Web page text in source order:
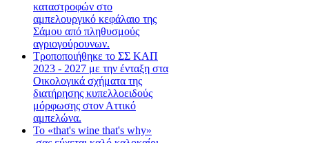
καταστροφών στο
αμπελουργικό κεφάλαιο της
Σάμου από πληθυσμούς
αγριογούρουνων.
Τροποποιήθηκε το ΣΣ ΚΑΠ
2023 - 2027 με την ένταξη στα
Οικολογικά σχήματα της
διατήρησης κυπελλοειδούς
μόρφωσης στον Αττικό
αμπελώνα.
Το «that's wine that's why»